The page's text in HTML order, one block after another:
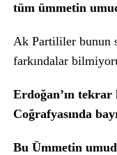
tüm ümmetin
Ak Partililer bunun
farkındalar
Erdoğan’ın tekrar
Coğrafyasında
Bu Ümmetin